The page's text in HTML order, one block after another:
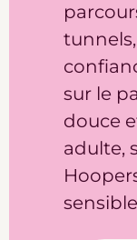
sur le
douce
adulte,